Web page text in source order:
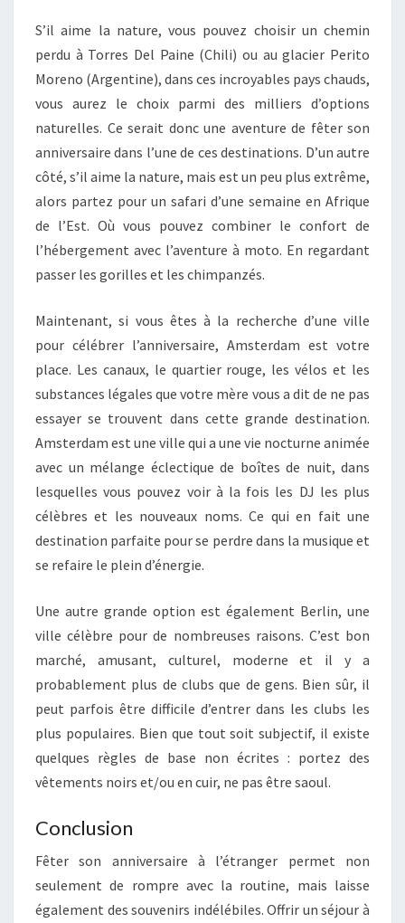
S’il aime la nature, vous pouvez choisir un chemin
perdu à Torres Del Paine (Chili) ou au glacier Perito
Moreno (Argentine), dans ces incroyables pays chauds,
vous aurez le choix parmi des milliers d’options
naturelles. Ce serait donc une aventure de fêter son
anniversaire dans l’une de ces destinations. D’un autre
côté, s’il aime la nature, mais est un peu plus extrême,
alors partez pour un safari d’une semaine en Afrique
de l’Est. Où vous pouvez combiner le confort de
l’hébergement avec l’aventure à moto. En regardant
passer les gorilles et les chimpanzés.
Maintenant, si vous êtes à la recherche d’une ville
pour célébrer l’anniversaire, Amsterdam est votre
place. Les canaux, le quartier rouge, les vélos et les
substances légales que votre mère vous a dit de ne pas
essayer se trouvent dans cette grande destination.
Amsterdam est une ville qui a une vie nocturne animée
avec un mélange éclectique de boîtes de nuit, dans
lesquelles vous pouvez voir à la fois les DJ les plus
célèbres et les nouveaux noms. Ce qui en fait une
destination parfaite pour se perdre dans la musique et
se refaire le plein d’énergie.
Une autre grande option est également Berlin, une
ville célèbre pour de nombreuses raisons. C’est bon
marché, amusant, culturel, moderne et il y a
probablement plus de clubs que de gens. Bien sûr, il
peut parfois être difficile d’entrer dans les clubs les
plus populaires. Bien que tout soit subjectif, il existe
quelques règles de base non écrites : portez des
vêtements noirs et/ou en cuir, ne pas être saoul.
Conclusion
Fêter son anniversaire à l’étranger permet non
seulement de rompre avec la routine, mais laisse
également des souvenirs indélébiles. Offrir un séjour à